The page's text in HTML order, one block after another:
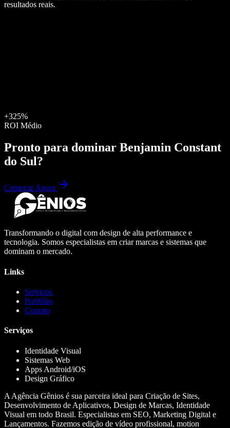
resultados reais.
+325%
ROI Médio
Pronto para dominar Benjamin Constant
do Sul?
Começar Agora
Transformando o digital com design de alta performance e
tecnologia. Somos especialistas em criar marcas e sistemas que
dominam o mercado.
Links
Serviços
Portfólio
Contato
Serviços
Identidade Visual
Sistemas Web
Apps Android/iOS
Design Gráfico
A Agência Gênios é sua parceira ideal para Criação de Sites,
Desenvolvimento de Aplicativos, Design de Marcas, Identidade
Visual em todo Brasil. Especialistas em SEO, Marketing Digital e
Lançamentos. Fazemos edição de vídeo profissional, motion